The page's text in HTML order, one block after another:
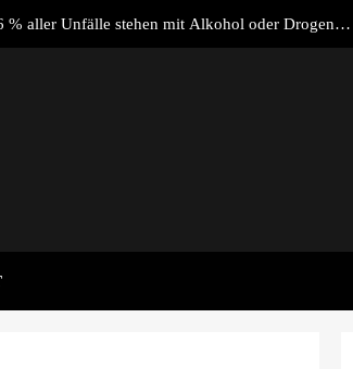
% aller Unfälle stehen mit Alkohol oder Drogen in
pro Jahr nichts verändert – und was